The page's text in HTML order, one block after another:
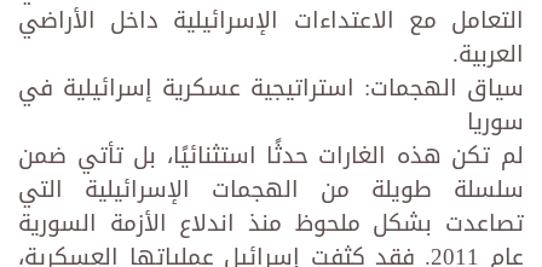
التعامل مع الاعتداءات الإسرائيلية داخل الأراضي
العربية.
سياق الهجمات: استراتيجية عسكرية إسرائيلية في
سوريا
لم تكن هذه الغارات حدثًا استثنائيًا، بل تأتي ضمن
سلسلة طويلة من الهجمات الإسرائيلية التي
تصاعدت بشكل ملحوظ منذ اندلاع الأزمة السورية
عام 2011. فقد كثفت إسرائيل عملياتها العسكرية،